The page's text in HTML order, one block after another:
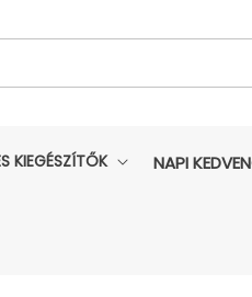
KIEGÉSZÍTŐK NAPI